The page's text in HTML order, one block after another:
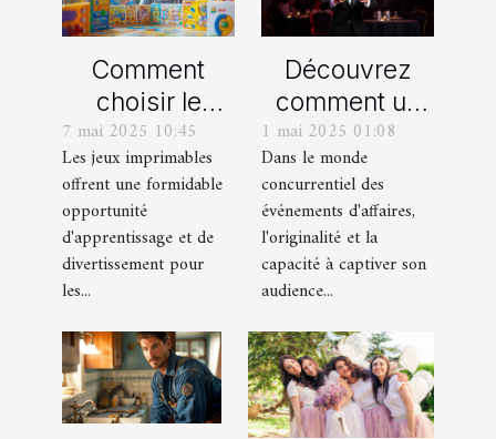
Comment
choisir le
meilleur jeu
imprimable
pour votre
enfant
7 mai 2025 10:45
Les jeux imprimables
offrent une formidable
opportunité
d'apprentissage et de
divertissement pour
les...
Découvrez
comment un
spectacle de
magie
transforme les
événements
professionnels
1 mai 2025 01:08
Dans le monde
concurrentiel des
événements d'affaires,
l'originalité et la
capacité à captiver son
audience...